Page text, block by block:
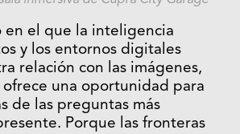
en el que la inteligencia
y los entornos digitales
relación con las imágenes,
ofrece una oportunidad para
de las preguntas más
Porque las fronteras